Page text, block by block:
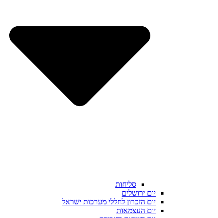
סליחות
יום ירושלים
יום הזכרון לחללי מערכות ישראל
יום העצמאות